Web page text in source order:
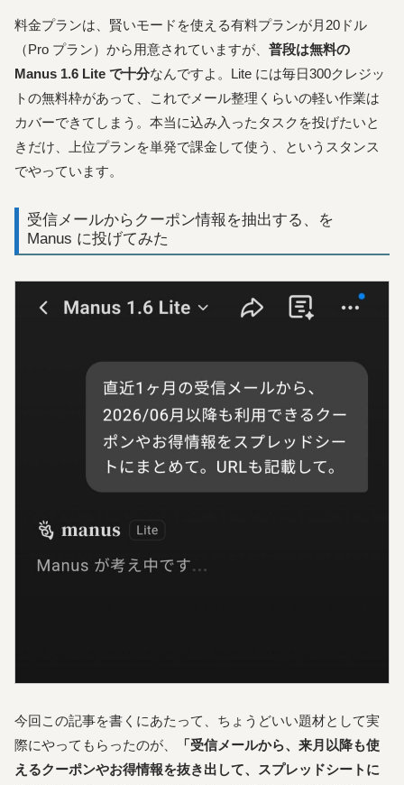
料金プランは、賢いモードを使える有料プランが月20ドル
（Pro プラン）から用意されていますが、 普段は無料の
Manus 1.6 Lite で十分なんですよ。Lite には毎日300クレジッ
トの無料枠があって、これでメール整理くらいの軽い作業は
カバーできてしまう。本当に込み入ったタスクを投げたいと
きだけ、上位プランを単発で課金して使う、というスタンス
でやっています。
受信メールからクーポン情報を抽出する、を
Manus に投げてみた
今回この記事を書くにあたって、ちょうどいい題材として実
際にやってもらったのが、
「受信メールから、来月以降も使
えるクーポンやお得情報を抜き出して、スプレッドシートに